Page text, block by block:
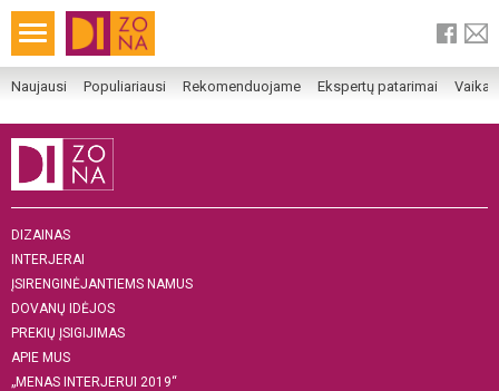
Naujausi Populiariausi Rekomenduojame Ekspertų patarimai
DIZAINAS
INTERJERAI
ĮSIRENGINĖJANTIEMS NAMUS
DOVANŲ IDĖJOS
PREKIŲ ĮSIGIJIMAS
APIE MUS
„MENAS INTERJERUI 2019“